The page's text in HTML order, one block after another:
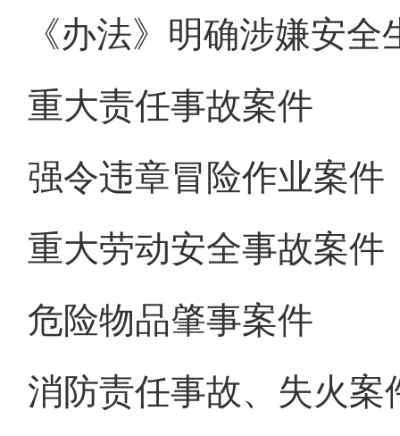
《办法》明确涉嫌安
重大责任事故案件
强令违章冒险作业案件
重大劳动安全事故案件
危险物品肇事案件
消防责任事故、失火案